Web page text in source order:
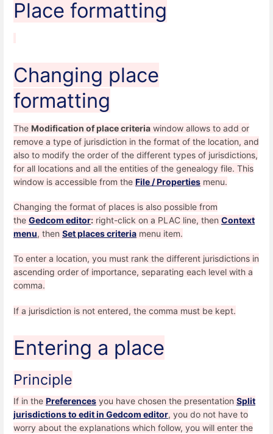
Place formatting
Changing place
formatting
The Modification of place criteria window allows to add or
remove a type of jurisdiction in the format of the location, and
also to modify the order of the different types of jurisdictions,
for all locations and all the entities of the genealogy file. This
window is accessible from the File / Properties menu.
Changing the format of places is also possible from
the Gedcom editor: right-click on a PLAC line, then Context
menu, then Set places criteria menu item.
To enter a location, you must rank the different jurisdictions in
ascending order of importance, separating each level with a
comma.
If a jurisdiction is not entered, the comma must be kept.
Entering a place
Principle
If in the Preferences you have chosen the presentation Split
jurisdictions to edit in Gedcom editor, you do not have to
worry about the explanations which follow, you will enter the